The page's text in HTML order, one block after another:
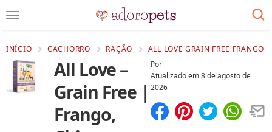
INÍCIO CACHORRO RAÇÃO ALL LOVE GRAIN FREE FRANGO
All Love –
Grain Free |
Frango,
Por
Atualizado em8 de agosto de
2026